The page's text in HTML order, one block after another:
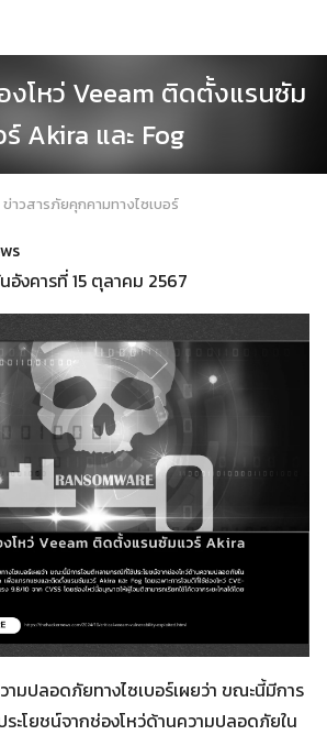
งโหว่ Veeam ติดตั้งแรนซัม
ร์ Akira และ Fog
ข่าวสารภัยคุกคามทางไซเบอร์
อังคารที่ 15 ตุลาคม 2567
มปลอดภัยทางไซเบอร์เผยว่า ขณะนี้มีการ
ะโยชน์จากช่องโหว่ด้านความปลอดภัยใน